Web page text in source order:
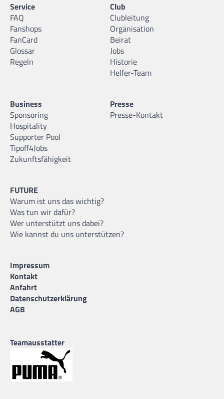
Service
FAQ
Fanshops
FanCard
Glossar
Regeln
Club
Clubleitung
Organisation
Beirat
Jobs
Historie
Helfer-Team
Business
Sponsoring
Hospitality
Supporter Pool
Tipoff4Jobs
Zukunftsfähigkeit
Presse
Presse-Kontakt
FUTURE
Warum ist uns das wichtig?
Was tun wir dafür?
Wer unterstützt uns dabei?
Wie kannst du uns unterstützen?
Impressum
Kontakt
Anfahrt
Datenschutzerklärung
AGB
Teamausstatter